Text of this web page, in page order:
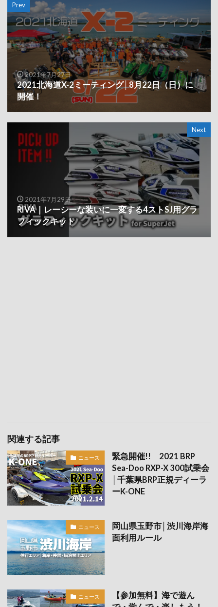
Prev
2021年7月27日
2021北海道X-2ミーティング│8月22日（日）に
開催！
Next
2021年7月29日
RIVA｜レーシーな装いに一変する4ストSJ用グラ
フィックキット
関連する記事
ニュース
緊急開催!! 2021 BRP
Sea-Doo RXP-X 300試乗会
│千葉県BRP正規ディーラ
ーK-ONE
ニュース
岡山県玉野市│渋川海岸海
面利用ルール
ニュース
【参加無料】海で遊ん